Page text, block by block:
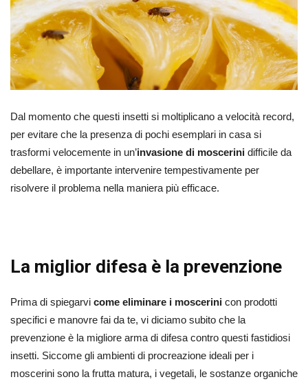
Dal momento che questi insetti si moltiplicano a velocità record,
per evitare che la presenza di pochi esemplari in casa si
trasformi velocemente in un’invasione di moscerini difficile da
debellare, è importante intervenire tempestivamente per
risolvere il problema nella maniera più efficace.
La miglior difesa è la prevenzione
Prima di spiegarvi come eliminare i moscerini con prodotti
specifici e manovre fai da te, vi diciamo subito che la
prevenzione è la migliore arma di difesa contro questi fastidiosi
insetti. Siccome gli ambienti di procreazione ideali per i
moscerini sono la frutta matura, i vegetali, le sostanze organiche